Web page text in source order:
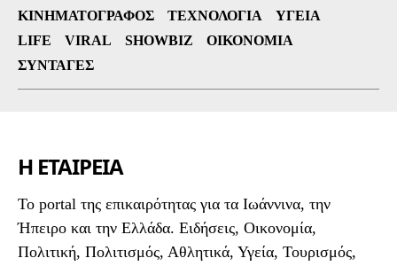
ΚΙΝΗΜΑΤΟΓΡΆΦΟΣ
ΤΕΧΝΟΛΟΓΊΑ
ΥΓΕΊΑ
LIFE
VIRAL SHOWBIZ
ΟΙΚΟΝΟΜΊΑ
ΣΥΝΤΑΓΈΣ
Η ΕΤΑΙΡΕΙΑ
To portal της επικαιρότητας για τα Ιωάννινα, την
Ήπειρο και την Ελλάδα. Ειδήσεις, Οικονομία,
Πολιτική, Πολιτισμός, Αθλητικά, Υγεία, Τουρισμός,